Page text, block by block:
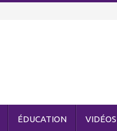
ÉDUCATION VIDÉOS